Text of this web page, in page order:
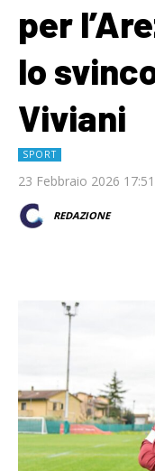
per
lo
Viviani
SPORT
23 Febbraio 2026 17:51
REDAZIONE